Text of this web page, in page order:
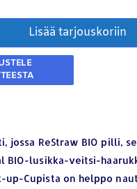
Lisää tarjouskoriin
jossa ReStraw BIO pilli,
BIO-lusikka-veitsi-
up-Cupista on helppo